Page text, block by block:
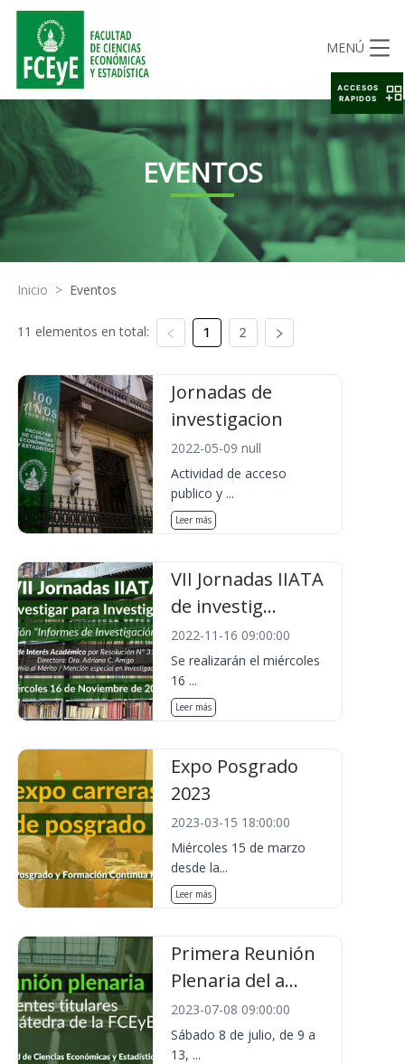
MENÚ
EVENTOS
Inicio > Eventos
11 elementos en total: 1 2
Jornadas de
investigacion
2022-05-09 null
Actividad de acceso
publico y ...
Leer más
VII Jornadas IIATA
de investig...
2022-11-16 09:00:00
Se realizarán el miércoles
16 ...
Leer más
Expo Posgrado
2023
2023-03-15 18:00:00
Miércoles 15 de marzo
desde la...
Leer más
Primera Reunión
Plenaria del a...
2023-07-08 09:00:00
Sábado 8 de julio, de 9 a
13, ...
ACCESOS
RAPIDOS